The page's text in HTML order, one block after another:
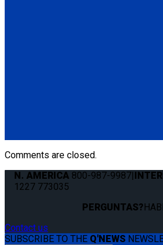
Comments are closed.
N. AMERICA 800-987-9987|
1227 773035
PERGUNTAS?
Contact us
SUBSCRIBE TO THE Q'NEWS